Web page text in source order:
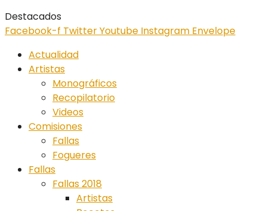
Destacados
Facebook-f TwitterYoutube Instagram Envelope
Actualidad
Artistas
Monográficos
Recopilatorio
Videos
Comisiones
Fallas
Fogueres
Fallas
Fallas 2018
Artistas